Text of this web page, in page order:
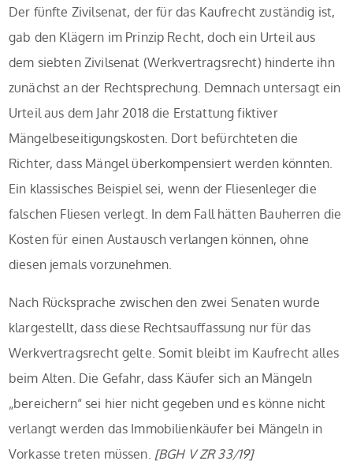
Der fünfte Zivilsenat, der für das Kaufrecht zuständig ist,
gab den Klägern im Prinzip Recht, doch ein Urteil aus
dem siebten Zivilsenat (Werkvertragsrecht) hinderte ihn
zunächst an der Rechtsprechung. Demnach untersagt ein
Urteil aus dem Jahr 2018 die Erstattung fiktiver
Mängelbeseitigungskosten. Dort befürchteten die
Richter, dass Mängel überkompensiert werden könnten.
Ein klassisches Beispiel sei, wenn der Fliesenleger die
falschen Fliesen verlegt. In dem Fall hätten Bauherren die
Kosten für einen Austausch verlangen können, ohne
diesen jemals vorzunehmen.
Nach Rücksprache zwischen den zwei Senaten wurde
klargestellt, dass diese Rechtsauffassung nur für das
Werkvertragsrecht gelte. Somit bleibt im Kaufrecht alles
beim Alten. Die Gefahr, dass Käufer sich an Mängeln
„bereichern“ sei hier nicht gegeben und es könne nicht
verlangt werden das Immobilienkäufer bei Mängeln in
Vorkasse treten müssen. [BGH V ZR 33/19]